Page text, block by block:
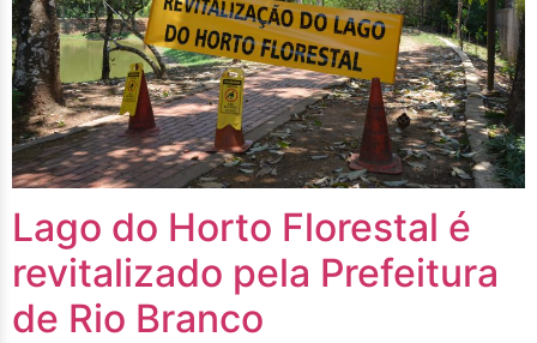
Lago do Horto Florestal é
revitalizado pela Prefeitura
de Rio Branco